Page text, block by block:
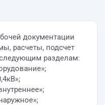
документации
расчеты, подсчет
разделам: